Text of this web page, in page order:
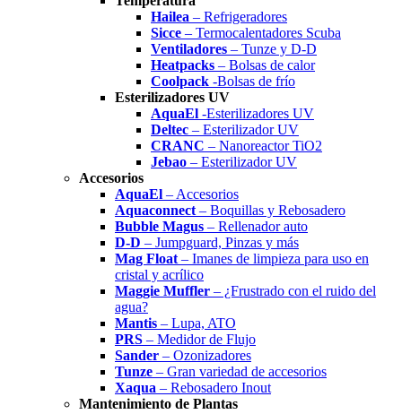
Hailea – Refrigeradores
Sicce – Termocalentadores Scuba
Ventiladores – Tunze y D-D
Heatpacks – Bolsas de calor
Coolpack -Bolsas de frío
Esterilizadores UV
AquaEl -Esterilizadores UV
Deltec – Esterilizador UV
CRANC – Nanoreactor TiO2
Jebao – Esterilizador UV
Accesorios
AquaEl – Accesorios
Aquaconnect – Boquillas y Rebosadero
Bubble Magus – Rellenador auto
D-D – Jumpguard, Pinzas y más
Mag Float – Imanes de limpieza para uso en
cristal y acrílico
Maggie Muffler – ¿Frustrado con el ruido del
agua?
Mantis – Lupa, ATO
PRS – Medidor de Flujo
Sander – Ozonizadores
Tunze – Gran variedad de accesorios
Xaqua – Rebosadero Inout
Mantenimiento de Plantas